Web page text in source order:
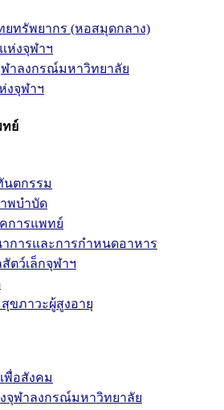
ยทรัพยากร (หอสมุดกลาง)
ห่งจุฬาฯ
าลงกรณ์มหาวิทยาลัย
งจุฬาฯ
ทย์
นตกรรม
พบำบัด
การแพทย์
การและการกำหนดอาหาร
ตว์เล็กจุฬาฯ
ขภาวะผู้สูงอายุ
พื่อสังคม
จุฬาลงกรณ์มหาวิทยาลัย